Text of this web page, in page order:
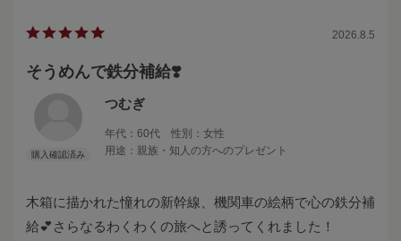
2026.8.5
そうめんで鉄分補給❣️
つむぎ
年代： 60代 性別： 女性
用途： 親族・知人の方へのプレゼント
木箱に描かれた憧れの新幹線、機関車の絵柄で心の鉄分補
給💕さらなるわくわくの旅へと誘ってくれました！